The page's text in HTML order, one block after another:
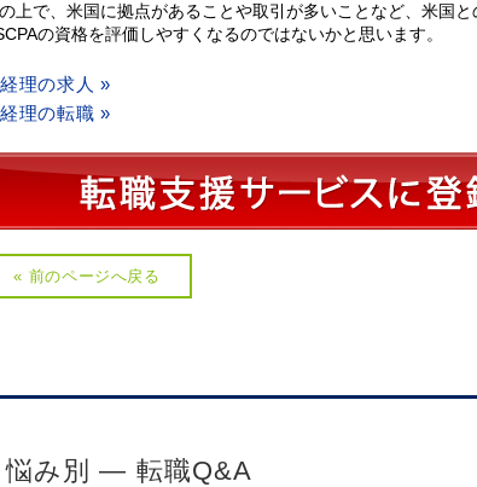
上で、米国に拠点があることや取引が多いことなど、米国
の資格を評価しやすくなるのではないかと思います。
経理の求人 »
経理の転職 »
« 前のページへ戻る
悩み別 ― 転職Q&A